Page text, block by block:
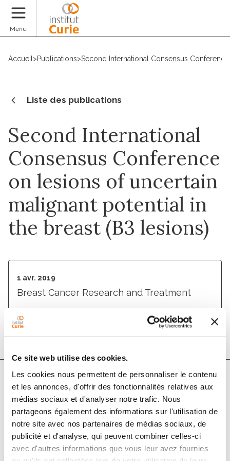
Ce site web utilise des cookies.
Les cookies nous permettent de personnaliser le contenu
et les annonces, d'offrir des fonctionnalités relatives aux
médias sociaux et d'analyser notre trafic. Nous
partageons également des informations sur l'utilisation de
notre site avec nos partenaires de médias sociaux, de
publicité et d'analyse, qui peuvent combiner celles-ci
avec d'autres informations que vous leur avez fournies
Menu
Accueil >Publications>Second International Consensus
Liste des publications
Second International
Consensus Conference
on lesions of uncertain
malignant potential in
the breast (B3 lesions)
1 avr. 2019
Breast Cancer Research and Treatment
DOI : 10.1007/s10549-018-05071-1
Auteurs
Christoph J. Rageth, Elizabeth A. M. O’Flynn, Katja
Pinker, Rahel A. Kubik-Huch, Alexander Mundinger,
Thomas Decker, Christoph Tausch, Florian Dammann,